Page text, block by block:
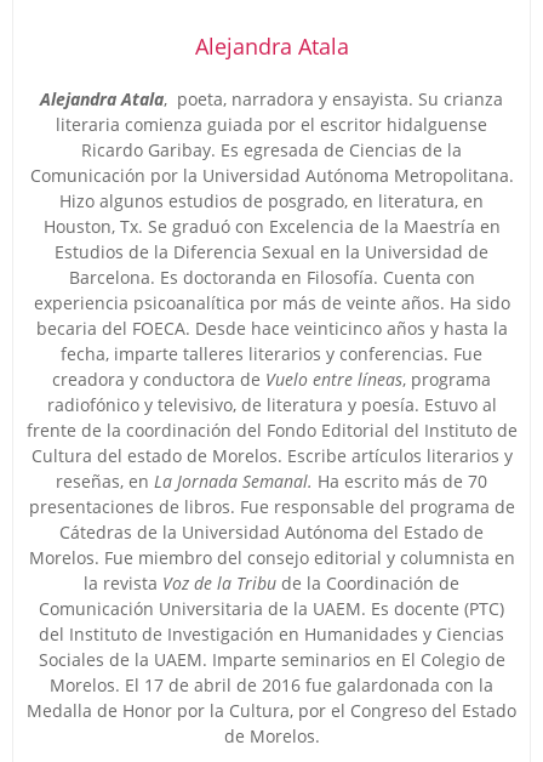
Alejandra Atala
Alejandra Atala, poeta, narradora y ensayista. Su crianza
literaria comienza guiada por el escritor hidalguense
Ricardo Garibay. Es egresada de Ciencias de la
Comunicación por la Universidad Autónoma Metropolitana.
Hizo algunos estudios de posgrado, en literatura, en
Houston, Tx. Se graduó con Excelencia de la Maestría en
Estudios de la Diferencia Sexual en la Universidad de
Barcelona. Es doctoranda en Filosofía. Cuenta con
experiencia psicoanalítica por más de veinte años. Ha sido
becaria del FOECA. Desde hace veinticinco años y hasta la
fecha, imparte talleres literarios y conferencias. Fue
creadora y conductora de Vuelo entre líneas, programa
radiofónico y televisivo, de literatura y poesía. Estuvo al
frente de la coordinación del Fondo Editorial del Instituto de
Cultura del estado de Morelos. Escribe artículos literarios y
reseñas, en La Jornada Semanal. Ha escrito más de 70
presentaciones de libros. Fue responsable del programa de
Cátedras de la Universidad Autónoma del Estado de
Morelos. Fue miembro del consejo editorial y columnista en
la revista Voz de la Tribu de la Coordinación de
Comunicación Universitaria de la UAEM. Es docente (PTC)
del Instituto de Investigación en Humanidades y Ciencias
Sociales de la UAEM. Imparte seminarios en El Colegio de
Morelos. El 17 de abril de 2016 fue galardonada con la
Medalla de Honor por la Cultura, por el Congreso del Estado
de Morelos.